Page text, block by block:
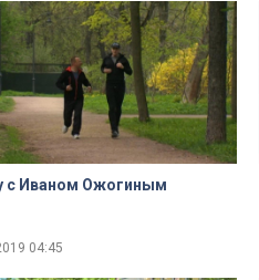
с Иваном Ожогиным
04:45